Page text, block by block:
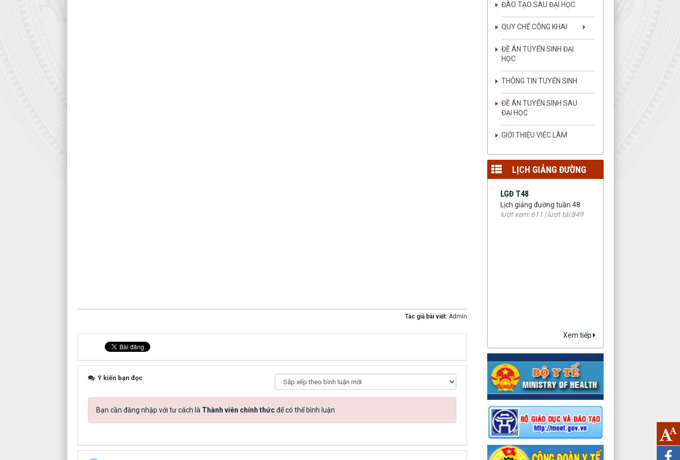
Tác giả bài viết: Admin
Ý kiến bạn đọc
Bạn cần đăng nhập với tư cách là Thành viên chính thứcđể có thể bình luận
ĐÀO TẠO SAU ĐẠI HỌC
QUY CHẾ CÔNG KHAI
ĐỀ ÁN TUYỂN SINH ĐẠI
HỌC
THÔNG TIN TUYỂN SINH
ĐỀ ÁN TUYỂN SINH SAU
ĐẠI HỌC
GIỚI THIỆU VIỆC LÀM
LỊCH GIẢNG ĐƯỜNG
LGĐ T04
Lịch giảng đường tuần 04
lượt xem: 80 | lượt tải:147
LGĐ T03
Lịch giảng đường tuần 03
lượt xem: 1444 | lượt
tải:3871
Lịch giảng đường tuần 02
lượt xem: 1196 | lượt
LGT 01
lượt xem: 1350 | lượt
tải:2737
Lịch giảng đường tuần 48
lượt xem: 611 | lượt tải:849
Xem tiếp